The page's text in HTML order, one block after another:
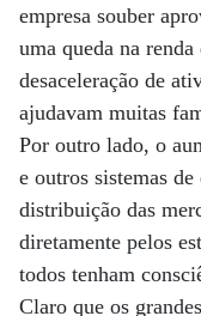
empresa souber
uma queda na
desaceleração de
ajudavam muitas
Por outro lado, o
e outros sistemas
distribuição das
diretamente pelos
todos tenham
Claro que os